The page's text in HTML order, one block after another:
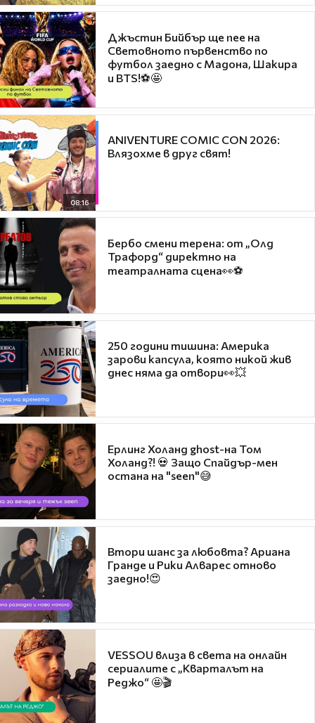
Джъстин Бийбър ще пее на
Световното първенство по
футбол заедно с Мадона, Шакира
и BTS!⚽🤩
08:16
ANIVENTURE COMIC CON 2026:
Влязохме в друг свят!
Бербо смени терена: от „Олд
Трафорд“ директно на
театралната сцена👀⚽
250 години тишина: Америка
зарови капсула, която никой жив
днес няма да отвори👀💥
Ерлинг Холанд ghost-на Том
Холанд?! 💀 Защо Спайдър-мен
остана на "seen"😅
Втори шанс за любовта? Ариана
Гранде и Рики Алварес отново
заедно!😍
VESSOU влиза в света на онлайн
сериалите с „Кварталът на
Реджо“ 🤩🎬